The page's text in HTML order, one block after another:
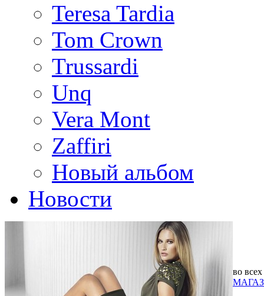
Teresa Tardia
Tom Crown
Trussardi
Unq
Vera Mont
Zaffiri
Новый альбом
Новости
во всех